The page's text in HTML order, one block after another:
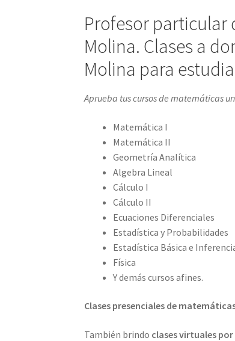
Profesor particular
Molina. Clases a
Molina para
Aprueba tus cursos de matemáticas
Matemática I
Matemática II
Geometría Analítica
Algebra Lineal
Cálculo I
Cálculo II
Ecuaciones Diferenciales
Estadística y Probabilidades
Estadística Básica e
Física
Y demás cursos afines.
Clases presenciales de
También brindo clases virtuales por